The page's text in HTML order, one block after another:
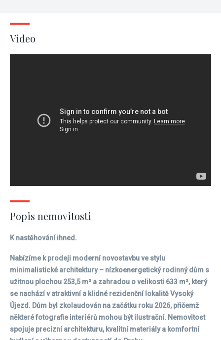
Video
Popis nemovitosti
K nastěhování ihned.
Nabízíme k prodeji moderní novostavbu ve stylu
minimalistické architektury – nízkoenergetický rodinný dům s
užitnou plochou 253,5 m² a zahradou o velikosti 633 m², který
se nachází v atraktivní a klidné rezidenční lokalitě Vysoký
Újezd. Dům byl zkolaudován na začátku roku 2026, přičemž
některé fotografie interiérů mohou být ilustrační. Nemovitost
spojuje precizní architekturu, kvalitní materiály a komfortní